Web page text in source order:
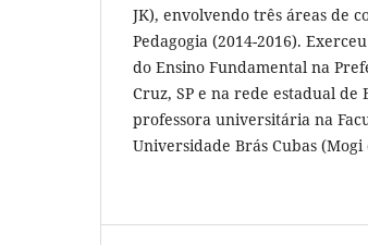
JK), envolvendo três áreas de
Pedagogia (2014-2016).
do Ensino Fundamental na
Cruz, SP e na rede estadual de
professora universitária na
Universidade Brás Cubas (Mogi